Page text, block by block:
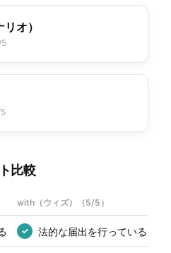
オ）
5
比較
with（ウィズ） （5/5 ）
✓ 法的な届出を行っている